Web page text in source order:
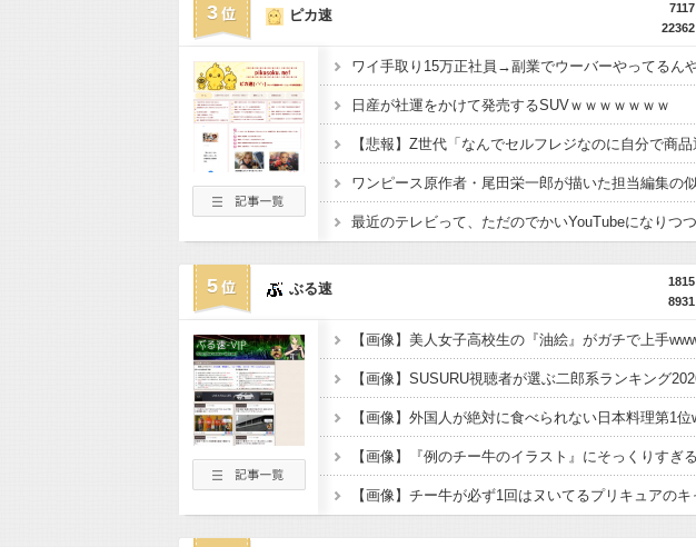
3
7117
22362
ピカ速
日産が社運をかけて発売するSUVｗｗｗｗｗｗｗ
5
1815
8931
ぶる速